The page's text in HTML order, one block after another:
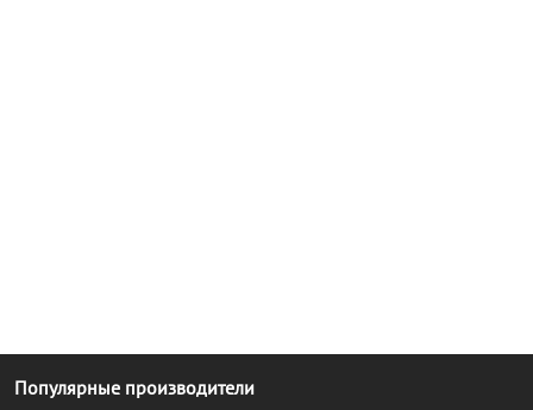
Популярные производители